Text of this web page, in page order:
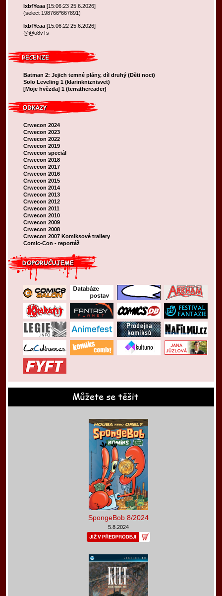
lxbfYeaa [15:06:23 25.6.2026]
(select 198766*667891)
lxbfYeaa [15:06:22 25.6.2026]
@@o8vTs
Batman 2: Jejich temné plány, díl druhý (Děti noci)
Solo Leveling 1 (klarinkniznisvet)
[Moje hvězda] 1 (terrathereader)
Crwecon 2024
Crwecon 2023
Crwecon 2022
Crwecon 2019
Crwecon speciál
Crwecon 2018
Crwecon 2017
Crwecon 2016
Crwecon 2015
Crwecon 2014
Crwecon 2013
Crwecon 2012
Crwecon 2011
Crwecon 2010
Crwecon 2009
Crwecon 2008
Crwecon 2007 Komiksové trailery
Comic-Con - reportáž
SpongeBob 8/2024
5.8.2024